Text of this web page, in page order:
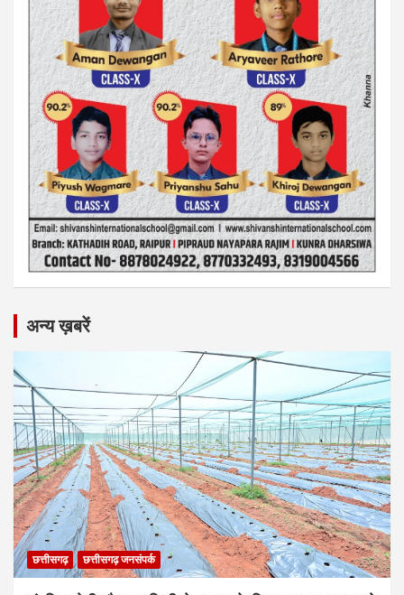
अन्य ख़बरें
छत्तीसगढ़ छत्तीसगढ़ जनसंपर्क